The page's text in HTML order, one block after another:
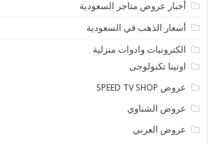
أخبار عروض متاجر السعودية
أسعار الذهب في السعودية
الكترونيات وادوات منزلية
اوتينا تكنولوجى
عروض SPEED TV SHOP
عروض الشناوي
عروض العربي